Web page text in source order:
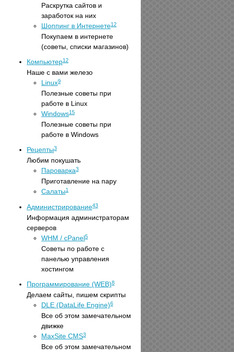
Раскрутка сайтов и
заработок на них
Шоппинг в Интернете12
Покупаем в интернете
(советы, списки магазинов)
Компьютер12
Наше с вами железо
Linux9
Полезные советы при
работе в Linux
Windows15
Полезные советы при
работе в Windows
Рецепты3
Любим покушать
Пароварка3
Приготавление на пару
Салаты1
Администрирование43
Информация администраторам
серверов
WHM / cPanel5
Советы по работе с
панелью управления
хостингом
Программирование (WEB)8
Делаем сайты, пишем скрипты
DLE (DataLife Engine)6
Все об этом замечательном
движке
MaxSite CMS3
Все об этом замечательном